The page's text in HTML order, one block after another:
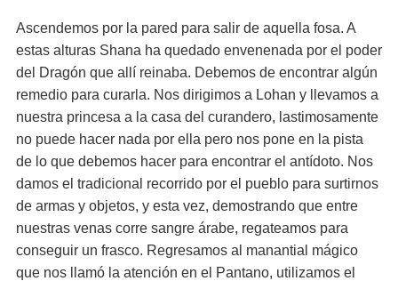
Ascendemos por la pared para salir de aquella fosa. A
estas alturas Shana ha quedado envenenada por el poder
del Dragón que allí reinaba. Debemos de encontrar algún
remedio para curarla. Nos dirigimos a Lohan y llevamos a
nuestra princesa a la casa del curandero, lastimosamente
no puede hacer nada por ella pero nos pone en la pista
de lo que debemos hacer para encontrar el antídoto. Nos
damos el tradicional recorrido por el pueblo para surtirnos
de armas y objetos, y esta vez, demostrando que entre
nuestras venas corre sangre árabe, regateamos para
conseguir un frasco. Regresamos al manantial mágico
que nos llamó la atención en el Pantano, utilizamos el